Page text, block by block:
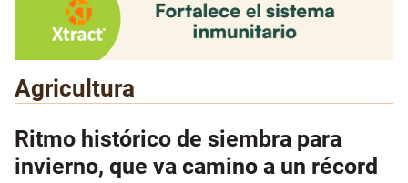
Agricultura
Ritmo histórico de siembra para
invierno, que va camino a un récord